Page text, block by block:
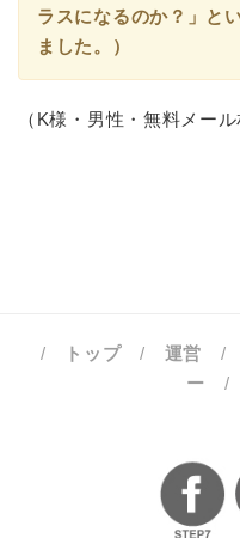
ラスになるのか？」と
ました。）
（K様・男性・無料メール
/ トップ/ 運営
ー /